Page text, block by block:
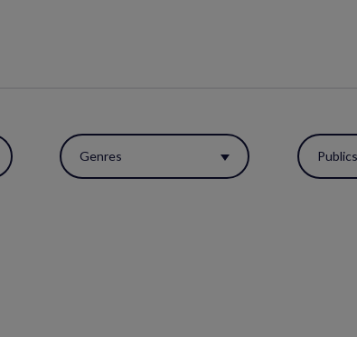
Genres Publics